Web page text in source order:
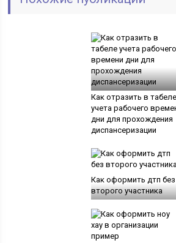
Как отразить в табеле
учета рабочего
дни для прохождения
диспансеризации
Как оформить дтп без
второго участника